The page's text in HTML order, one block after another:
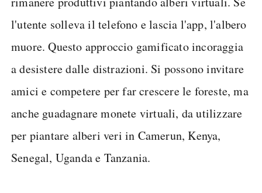
l'utente solleva il telefono e lascia l'app, l'albero
muore. Questo approccio gamificato incoraggia
a desistere dalle distrazioni. Si possono invitare
amici e competere per far crescere le foreste, ma
anche guadagnare monete virtuali, da utilizzare
per piantare alberi veri in Camerun, Kenya,
Senegal, Uganda e Tanzania.